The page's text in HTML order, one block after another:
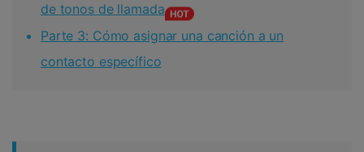
de tonos de llamada
Parte 3: Cómo asignar una canción a un
contacto específico